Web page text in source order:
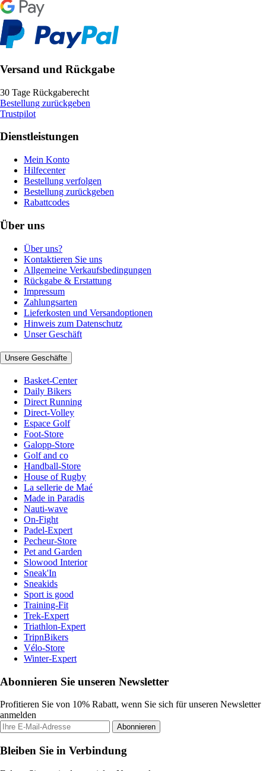
Versand und Rückgabe
30 Tage Rückgaberecht
Bestellung zurückgeben
Trustpilot
Dienstleistungen
Mein Konto
Hilfecenter
Bestellung verfolgen
Bestellung zurückgeben
Rabattcodes
Über uns
Über uns?
Kontaktieren Sie uns
Allgemeine Verkaufsbedingungen
Rückgabe & Erstattung
Impressum
Zahlungsarten
Lieferkosten und Versandoptionen
Hinweis zum Datenschutz
Unser Geschäft
Unsere Geschäfte
Basket-Center
Daily Bikers
Direct Running
Direct-Volley
Espace Golf
Foot-Store
Galopp-Store
Golf and co
Handball-Store
House of Rugby
La sellerie de Maé
Made in Paradis
Nauti-wave
On-Fight
Padel-Expert
Pecheur-Store
Pet and Garden
Slowood Interior
Sneak'In
Sneakids
Sport is good
Training-Fit
Trek-Expert
Triathlon-Expert
TripnBikers
Vélo-Store
Winter-Expert
Abonnieren Sie unseren Newsletter
Profitieren Sie von 10% Rabatt, wenn Sie sich für unseren Newsletter
anmelden
Abonnieren
Bleiben Sie in Verbindung